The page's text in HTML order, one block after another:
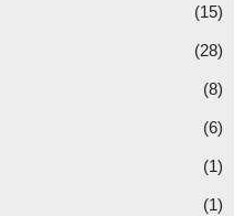
(15)
(28)
(8)
(6)
(1)
(1)